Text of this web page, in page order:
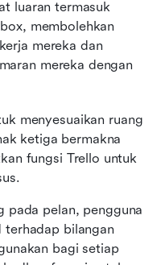
luaran termasuk
membolehkan
mereka dan
mereka dengan
menyesuaikan ruang
ketiga bermakna
fungsi Trello untuk
pada pelan, pengguna
terhadap bilangan
bagi setiap